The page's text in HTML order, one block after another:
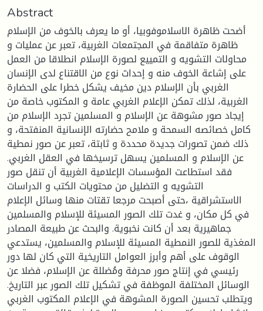
Abstract
أضحت ظاهرة الاسلاموفوبيا، أو ما يعرف بالخوف من الإسلام
ظاهرة متفاقمة في المجتمعات الغربية، تعبر عن عمليات و
محاولات التشويه و التمييع لصورة الإسلام انطلاقا من العمل
على إشاعة الخوف منه و إحداث نوع من الاقتناع لدى الإنسان
الغربي بأن الإسلام دين مخيف يشكل خطرا على الحضارة
الغربية، لذلك تمكن الإعلام الغربي عامة و المكتوب خاصة من
إيجاد صور مشوهة عن الإسلام و المسلمين تجرد الإسلام من
كامل خصائصه السمحة و ملامح حضارته الإنسانية المنفتحة، و
ذلك ضمن تصورات جديدة محددة و ثابتة، تعبر عن صور نمطية
عن الإسلام و المسلمين يسهل ترسيخها في العقل الغربي.
فقد استطاعت المؤسسات الإعلامية الغربية أن تنقل صور
التشويه و التضليل من محتويات الكتب و الدراسات
الاستشراقية ،حتى أصبحت مرجعا تقتات منها وسائل الإعلام
في كل مكان، و غدت تلك الصور المسيئة للإسلام والمسلمين
جماهيرية بعد أن كانت نخبوية. والبحث عن طبيعة المصادر
المغذية للصور النمطية المسيئة للإسلام والمسلمين، يستدعي
الوقوف على أهم وأبرز العوامل التاريخية التي كان لها دور
رئيسي في إنتاج صور محرفة ومُضللة عن الإسلام، فضلا عن
الوسائل المختلفة الموظفة في تشكيل تلك الصور عبر التاريخ.
ويتطلب تحسين الصورة المشوهة في الإعلام المكتوب الغربي